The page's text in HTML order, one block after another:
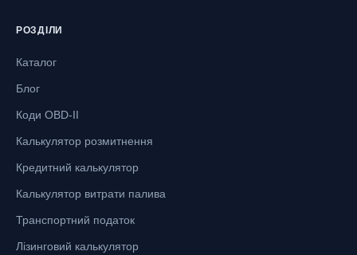
РОЗДІЛИ
Каталог
Блог
Коди OBD-II
Калькулятор розмитнення
Кредитний калькулятор
Калькулятор витрати палива
Транспортний податок
Лізинговий калькулятор